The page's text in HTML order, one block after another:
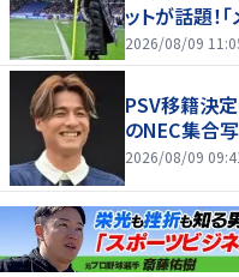
ットが話題！
くちゃ可愛い｣
2026/08/09
PSV移籍決
のNEC集合
2026/08/09